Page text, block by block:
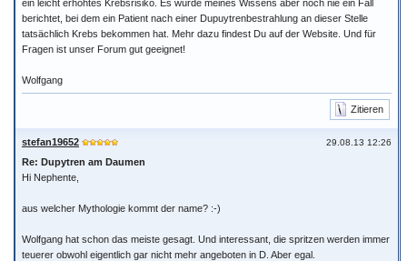
ein leicht erhöhtes Krebsrisiko. Es wurde meines Wissens aber noch nie ein Fall
berichtet, bei dem ein Patient nach einer Dupuytrenbestrahlung an dieser Stelle
tatsächlich Krebs bekommen hat. Mehr dazu findest Du auf der Website. Und für
Fragen ist unser Forum gut geeignet!
Wolfgang
Zitieren
29.08.13 12:26
stefan19652
Re: Dupytren am Daumen
Hi Nephente,
aus welcher Mythologie kommt der name? :-)
Wolfgang hat schon das meiste gesagt. Und interessant, die spritzen werden immer
teuerer obwohl eigentlich gar nicht mehr angeboten in D. Aber egal.